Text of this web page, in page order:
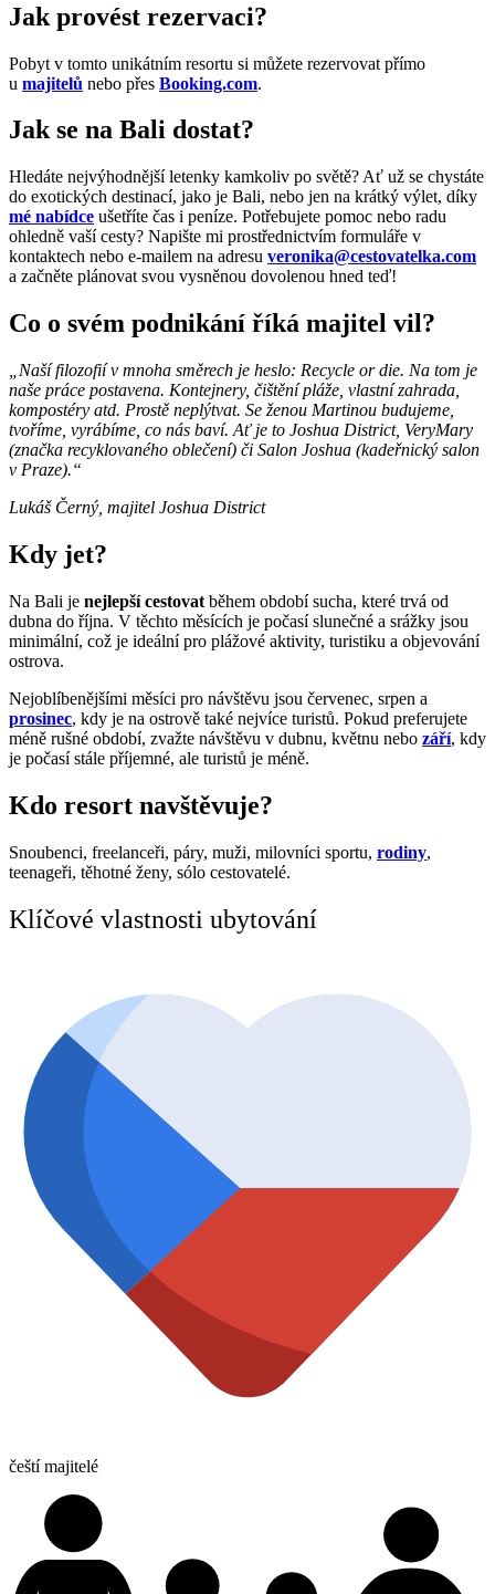
Jak provést rezervaci?
Pobyt v tomto unikátním resortu si můžete rezervovat přímo
u majitelů nebo přes Booking.com.
Jak se na Bali dostat?
Hledáte nejvýhodnější letenky kamkoliv po světě? Ať už se chystáte
do exotických destinací, jako je Bali, nebo jen na krátký výlet, díky
mé nabídce ušetříte čas i peníze. Potřebujete pomoc nebo radu
ohledně vaší cesty? Napište mi prostřednictvím formuláře v
kontaktech nebo e-mailem na adresu veronika@cestovatelka.com
a začněte plánovat svou vysněnou dovolenou hned teď!
Co o svém podnikání říká majitel vil?
„Naší filozofií v mnoha směrech je heslo: Recycle or die. Na tom je
naše práce postavena. Kontejnery, čištění pláže, vlastní zahrada,
kompostéry atd. Prostě neplýtvat. Se ženou Martinou budujeme,
tvoříme, vyrábíme, co nás baví. Ať je to Joshua District, VeryMary
(značka recyklovaného oblečení) či Salon Joshua (kadeřnický salon
v Praze).“
Lukáš Černý, majitel Joshua District
Kdy jet?
Na Bali je nejlepší cestovat během období sucha, které trvá od
dubna do října. V těchto měsících je počasí slunečné a srážky jsou
minimální, což je ideální pro plážové aktivity, turistiku a objevování
ostrova.
Nejoblíbenějšími měsíci pro návštěvu jsou červenec, srpen a
prosinec, kdy je na ostrově také nejvíce turistů. Pokud preferujete
méně rušné období, zvažte návštěvu v dubnu, květnu nebo září, kdy
je počasí stále příjemné, ale turistů je méně.
Kdo resort navštěvuje?
Snoubenci, freelanceři, páry, muži, milovníci sportu, rodiny,
teenageři, těhotné ženy, sólo cestovatelé.
Klíčové vlastnosti ubytování
čeští majitelé